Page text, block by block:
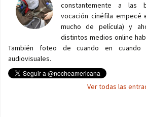
constantemente a las
vocación cinéfila
mucho de película) y
distintos medios online
También foteo de cuando en
audiovisuales.
Ver todas las